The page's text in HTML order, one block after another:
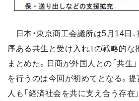
日本・東京商工会議所は5月14日、
序ある共生と受け入れ』の戦略的な
まとめた。日商が外国人との「共生
を行うのは今回が初めてとなる。提
人も「経済社会を共に支え合う存在